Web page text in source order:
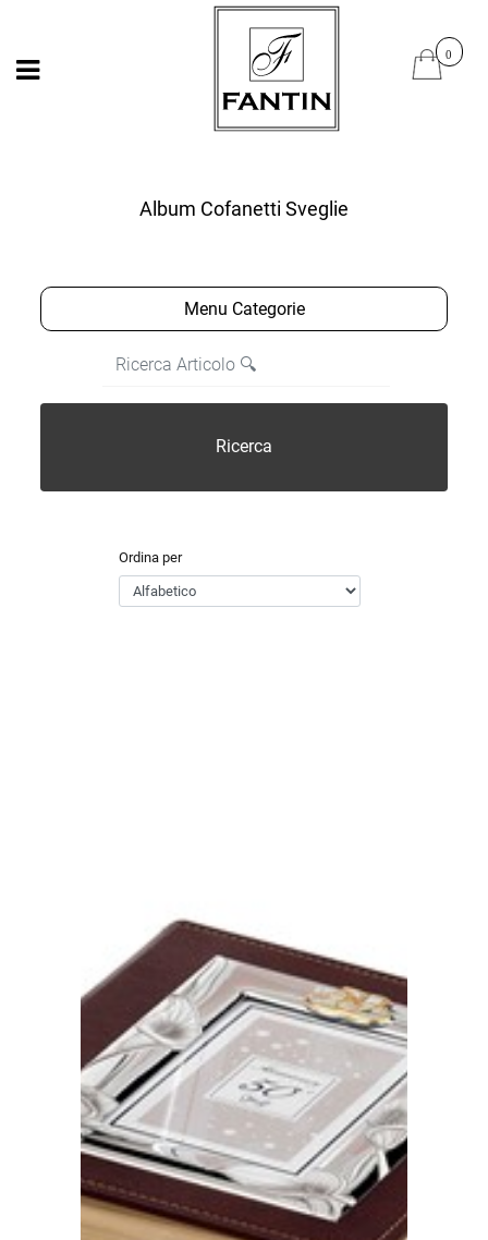
Open Open
Album Cofanetti Sveglie
Menu Categorie
La modifica di un filtro aggiorna automaticamente gli
Ordina per